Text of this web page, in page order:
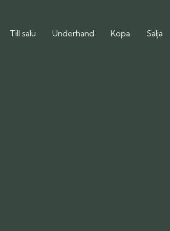
Till salu Underhand Köpa Sälja